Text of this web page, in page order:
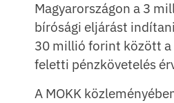
Magyarországon a 3
bírósági eljárást
30 millió forint között a
feletti pénzkövetelés
A MOKK